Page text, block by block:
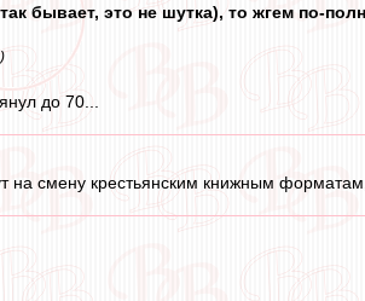
бывает, это не шутка), то жгем по-
до 70...
на смену крестьянским книжным